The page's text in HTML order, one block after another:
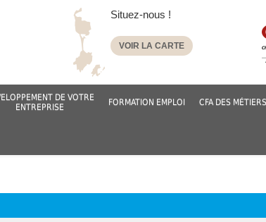
Situez-nous !
VOIR LA CARTE
DE VOTRE
ENTREPRISE
FORMATION EMPLOI CFA DES MÉTIERS